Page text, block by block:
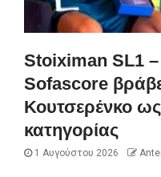
Stoiximan SL1
Sofascore
Κουτσερένκο
κατηγορίας
1 Αυγούστου 2026